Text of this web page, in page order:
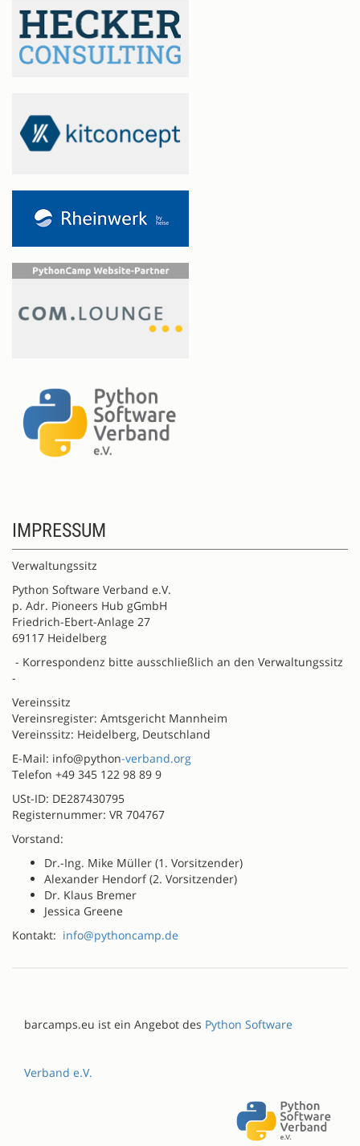
IMPRESSUM
Verwaltungssitz
Python Software Verband e.V.
p. Adr. Pioneers Hub gGmbH
Friedrich-Ebert-Anlage 27
69117 Heidelberg
- Korrespondenz bitte ausschließlich an den Verwaltungssitz
-
Vereinssitz
Vereinsregister: Amtsgericht Mannheim
Vereinssitz: Heidelberg, Deutschland
E-Mail: info@python-verband.org
Telefon +49 345 122 98 89 9
USt-ID: DE287430795
Registernummer: VR 704767
Vorstand:
Dr.-Ing. Mike Müller (1. Vorsitzender)
Alexander Hendorf (2. Vorsitzender)
Dr. Klaus Bremer
Jessica Greene
Kontakt: info@pythoncamp.de
barcamps.eu ist ein Angebot des Python Software
Verband e.V.